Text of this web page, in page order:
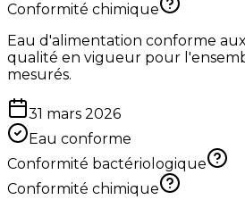
Conformité chimique
Eau d'alimentation conforme
qualité en vigueur pour
mesurés.
31 mars 2026
Eau conforme
Conformité bactériologique
Conformité chimique